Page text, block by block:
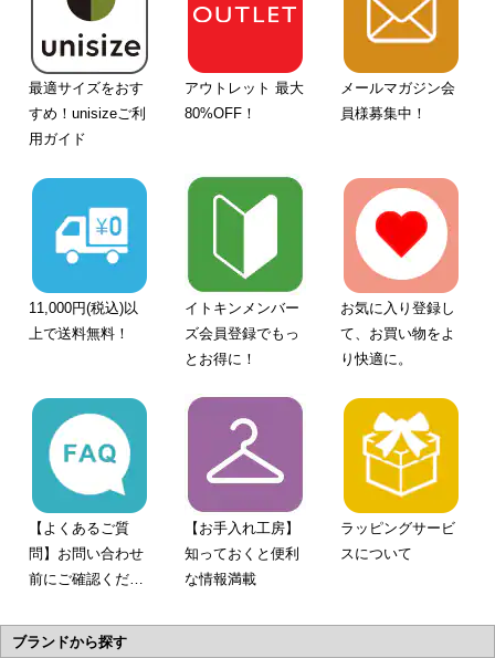
最適サイズをおす
すめ！unisizeご利
用ガイド
アウトレット 最大
80%OFF！
メールマガジン会
員様募集中！
11,000円(税込)以
上で送料無料！
イトキンメンバー
ズ会員登録でもっ
とお得に！
お気に入り登録し
て、お買い物をよ
り快適に。
【よくあるご質
問】お問い合わせ
前にご確認くださ
【お手入れ工房】
知っておくと便利
な情報満載
ラッピングサービ
スについて
ブランドから探す